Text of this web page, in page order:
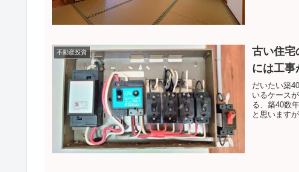
不動産投資
古い住宅
には工事
だいたい築
いるケース
る、築40数
と思います